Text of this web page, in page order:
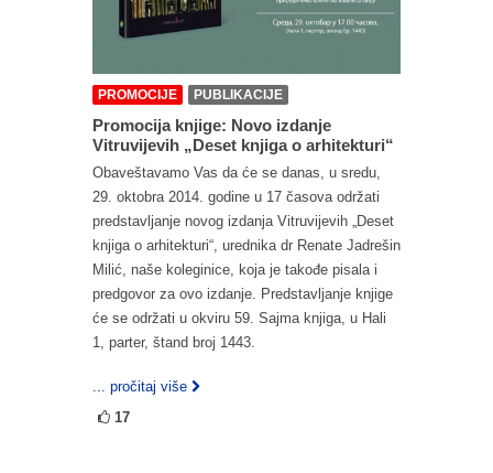
PROMOCIJE PUBLIKACIJE
Promocija knjige: Novo izdanje
Vitruvijevih „Deset knjiga o arhitekturi“
Obaveštavamo Vas da će se danas, u sredu,
29. oktobra 2014. godine u 17 časova održati
predstavljanje novog izdanja Vitruvijevih „Deset
knjiga o arhitekturi“, urednika dr Renate Jadrešin
Milić, naše koleginice, koja je takođe pisala i
predgovor za ovo izdanje. Predstavljanje knjige
će se održati u okviru 59. Sajma knjiga, u Hali
1, parter, štand broj 1443.
... pročitaj više
17